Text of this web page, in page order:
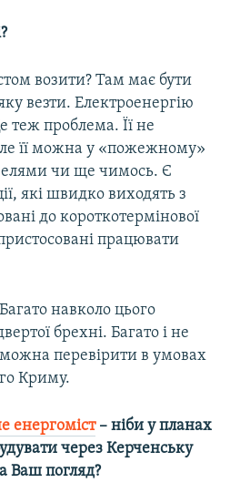
возити? Там має бути
везти. Електроенергію
теж проблема. Її не
її можна у «пожежному»
чи ще чимось. Є
які швидко виходять з
до короткотермінової
працювати
навколо цього
брехні. Багато і не
перевірити в умовах
Криму.
енергоміст– ніби у планах
через Керченську
Ваш погляд?